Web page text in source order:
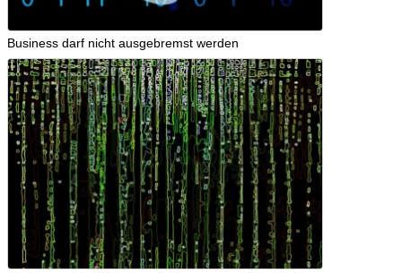
Business darf nicht ausgebremst werden